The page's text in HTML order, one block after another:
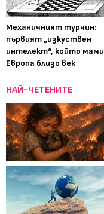
Механичният турчин:
първият „изкуствен
интелект“, който мами
Европа близо век
НАЙ-ЧЕТЕНИТЕ